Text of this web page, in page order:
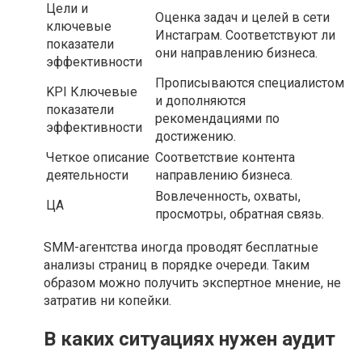
Цели и
ключевые
показатели
эффективности
Оценка задач и целей в сети
Инстаграм. Соответствуют ли
они направлению бизнеса.
KPI Ключевые
показатели
эффективности
Прописываются специалистом
и дополняются
рекомендациями по
достижению.
Четкое описание
деятельности
Соответствие контента
направлению бизнеса.
ЦА
Вовлеченность, охваты,
просмотры, обратная связь.
SMM-агентства иногда проводят бесплатные
анализы страниц в порядке очереди. Таким
образом можно получить экспертное мнение, не
затратив ни копейки.
В каких ситуациях нужен аудит